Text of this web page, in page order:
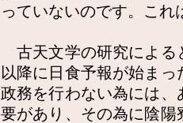
っていないのです。こ
古天文学の研究による
以降に日食予報が始ま
政務を行わない為には
要があり、その為に陰